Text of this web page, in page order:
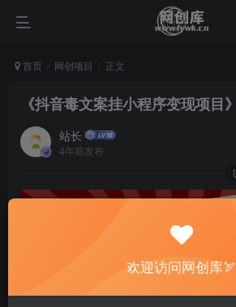
首页 网创项目 正文
《抖音毒文案挂小程序变现项目》
站长
4年前发布
欢迎访问网创库🏹